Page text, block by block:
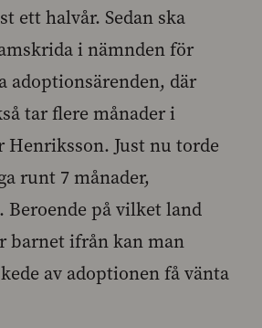
ett halvår. Sedan ska
i nämnden för
adoptionsärenden, där
tar flere månader i
Henriksson. Just nu torde
runt 7 månader,
på vilket land
barnet ifrån kan man
av adoptionen få vänta